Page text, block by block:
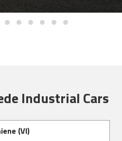
Industrial Cars
(VI)